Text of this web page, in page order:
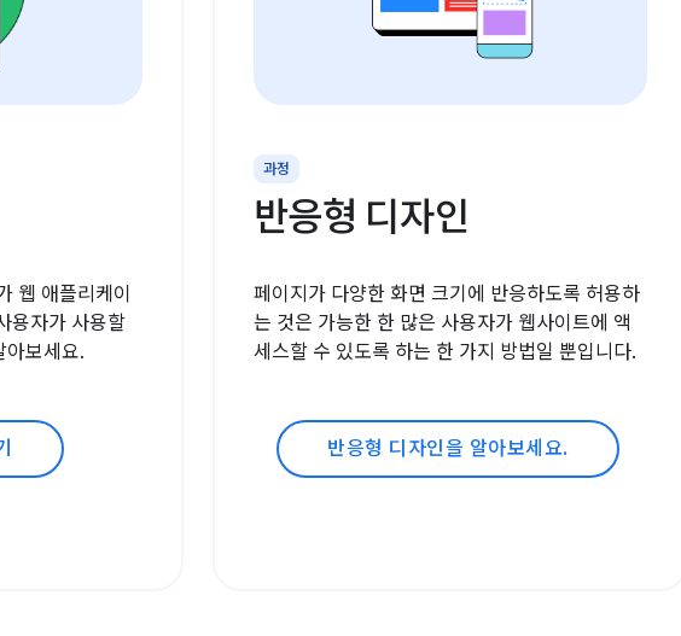
웹 애플리케이
용자가 사용할
아보세요.
과정
반응형 디자인
페이지가 다양한 화면 크기에 반응하도록 허용하
는 것은 가능한 한 많은 사용자가 웹사이트에 액
세스할 수 있도록 하는 한 가지 방법일 뿐입니다.
반응형 디자인을 알아보세요.